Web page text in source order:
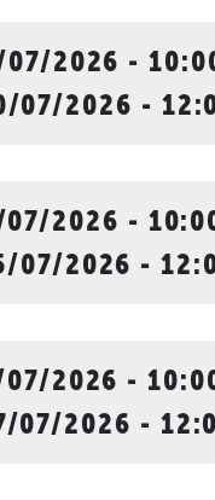
07/2026 -
07/2026 -
07/2026 -
07/2026 -
07/2026 -
07/2026 -